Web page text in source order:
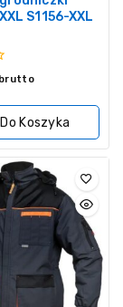
S1156-XXL
brutto
Koszyka